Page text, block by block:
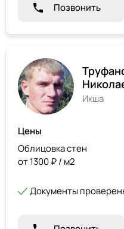
Позвонить
Икша
Цены
Облицовка стен
от 1300 ₽ / м2
Документы